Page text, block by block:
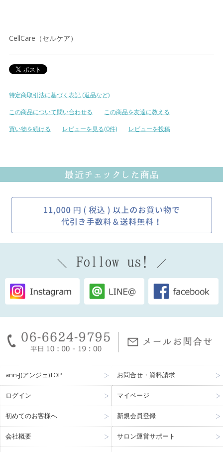
CellCare（セルケア）
特定商取引法に基づく表記 (返品など)
この商品について問い合わせる
この商品を友達に教える
買い物を続ける
レビューを見る(0件) レビューを投稿
ann-J(アンジェ)TOP お問合せ・資料請求
ログイン マイページ
初めてのお客様へ 新規会員登録
会社概要 サロン運営サポート